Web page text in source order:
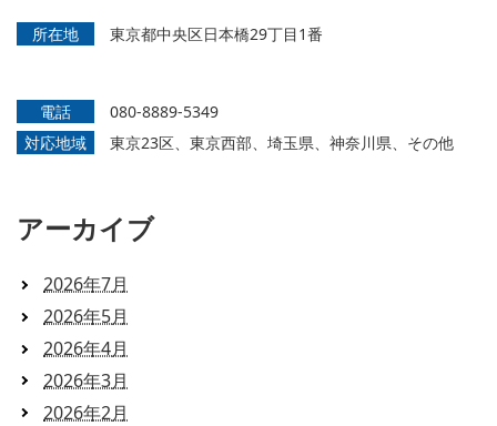
所在地 東京都中央区日本橋29丁目1番
電話
080-8889-5349
対応地域
東京23区、東京西部、埼玉県、神奈川県、その他
アーカイブ
2026年7月
2026年5月
2026年4月
2026年3月
2026年2月